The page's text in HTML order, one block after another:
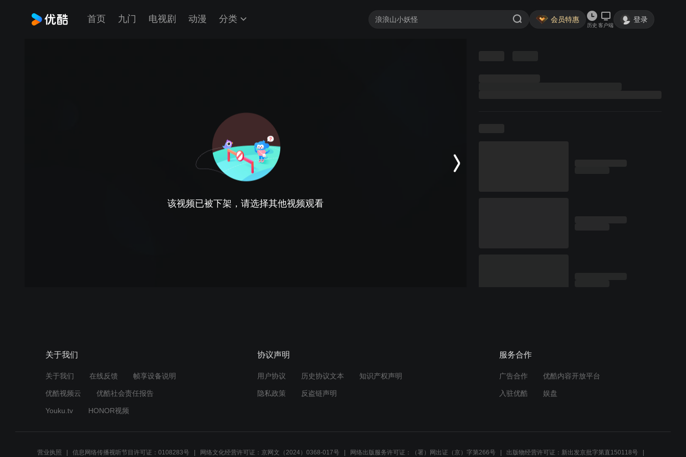
首页 九门 电视剧 动漫 分类 会员特惠
历史 客户端
登录
该视频已被下架，请选择其他视频观看
关于我们
关于我们 在线反馈 帧享设备说明
优酷视频云 优酷社会责任报告
Youku.tv HONOR视频
协议声明
用户协议 历史协议文本 知识产权声明
隐私政策 反盗链声明
服务合作
广告合作 优酷内容开放平台
入驻优酷 娱盘
营业执照 信息网络传播视听节目许可证：0108283号 网络文化经营许可证：京网文（2024）0368-017号 网络出版服务许可证：（署）网出证（京）字第266号 出版物经营许可证：新出发京批字第直150118号